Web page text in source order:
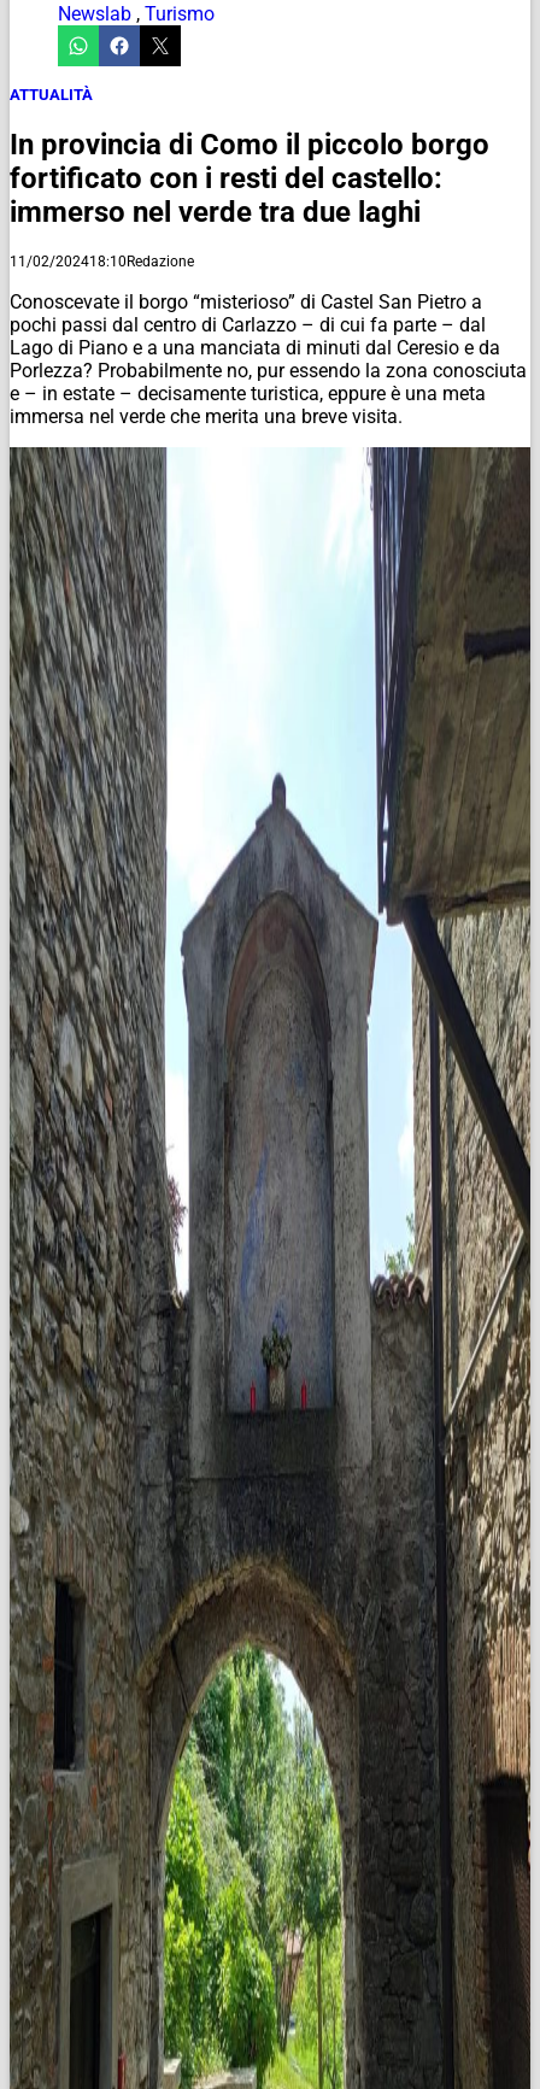
Newslab , Turismo
ATTUALITÀ
In provincia di Como il piccolo borgo
fortificato con i resti del castello:
immerso nel verde tra due laghi
11/02/202418:10Redazione
Conoscevate il borgo “misterioso” di Castel San Pietro a
pochi passi dal centro di Carlazzo – di cui fa parte – dal
Lago di Piano e a una manciata di minuti dal Ceresio e da
Porlezza? Probabilmente no, pur essendo la zona conosciuta
e – in estate – decisamente turistica, eppure è una meta
immersa nel verde che merita una breve visita.